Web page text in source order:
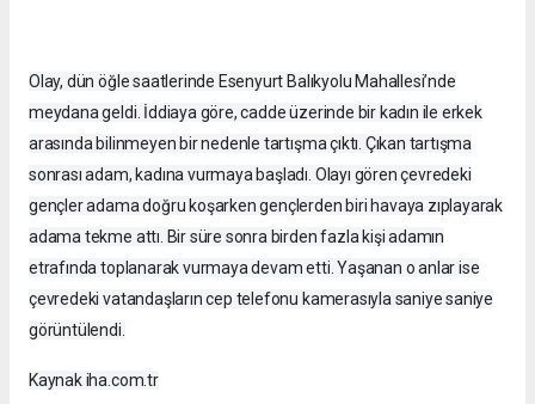
Olay, dün öğle saatlerinde Esenyurt Balıkyolu Mahallesi’nde
meydana geldi. İddiaya göre, cadde üzerinde bir kadın ile erkek
arasında bilinmeyen bir nedenle tartışma çıktı. Çıkan tartışma
sonrası adam, kadına vurmaya başladı. Olayı gören çevredeki
gençler adama doğru koşarken gençlerden biri havaya zıplayarak
adama tekme attı. Bir süre sonra birden fazla kişi adamın
etrafında toplanarak vurmaya devam etti. Yaşanan o anlar ise
çevredeki vatandaşların cep telefonu kamerasıyla saniye saniye
görüntülendi.
Kaynak iha.com.tr